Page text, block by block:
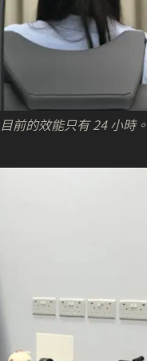
前的效能只有 24 小